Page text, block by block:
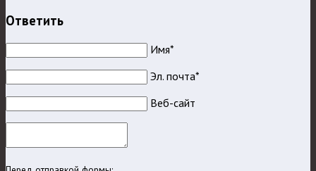
Ответить
Имя*
Эл. почта*
Веб-сайт